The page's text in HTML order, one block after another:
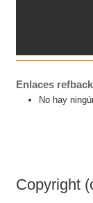
Enlaces refback
No hay
Copyright